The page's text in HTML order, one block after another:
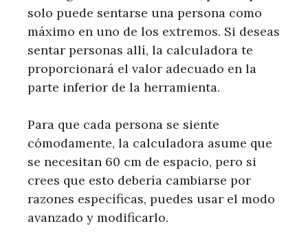
solo puede sentarse una persona como
máximo en uno de los extremos. Si deseas
sentar personas allí, la calculadora te
proporcionará el valor adecuado en la
parte inferior de la herramienta.
Para que cada persona se siente
cómodamente, la calculadora asume que
se necesitan 60 cm de espacio, pero si
crees que esto debería cambiarse por
razones específicas, puedes usar el modo
avanzado y modificarlo.